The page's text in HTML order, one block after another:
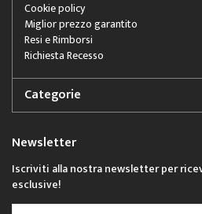
Cookie policy
Miglior prezzo garantito
Resi e Rimborsi
Richiesta Recesso
Categorie
Newsletter
Iscriviti alla nostra newsletter per
esclusive!